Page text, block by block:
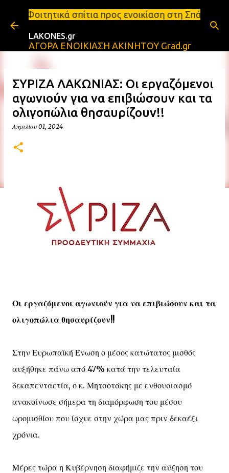
Μετάβαση στο κύριο περιεχόμενο
προς ενοικίαση στη Σπάρτη Ενοικιάσεις
LAKONES.gr
ΑΓΟΡΑ ΕΝΟΙΚΙΑΣΗ ΑΚΙΝΗΤΟΥ Grad.gr
ΣΥΡΙΖΑ ΛΑΚΩΝΙΑΣ: Οι εργαζόμενοι
αγωνιούν για να επιβιώσουν και τα
ολιγοπώλια θησαυρίζουν!!
Απριλίου 01, 2024
Οι εργαζόμενοι αγωνιούν για να επιβιώσουν και τα
ολιγοπώλια θησαυρίζουν!!
Στην Ευρωπαϊκή Ένωση ο μέσος κατώτατος μισθός
αυξήθηκε πάνω από 47% κατά την τελευταία
δεκαπενταετία, ο κ. Μητσοτάκης με ενθουσιασμό
ανακοίνωσε σήμερα τη διαμόρφωση του μέσου
ωρομισθίου που ίσχυε στην χώρα μας πριν δεκαέξι
χρόνια.
Μέρες τώρα η Κυβέρνηση διαφήμιζε την αύξηση του